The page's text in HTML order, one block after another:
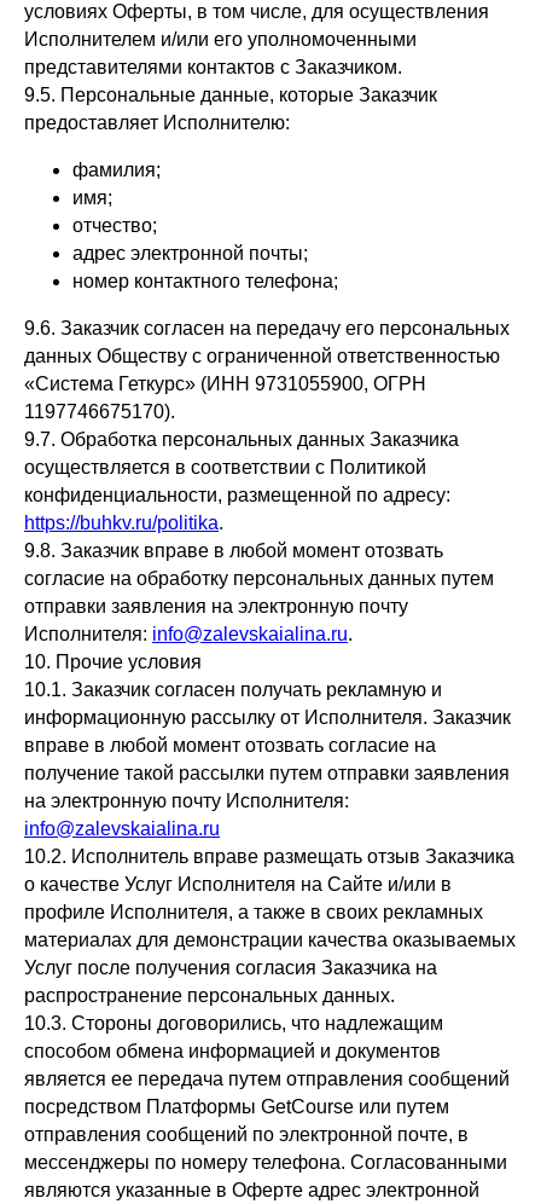
условиях Оферты, в том числе, для осуществления
Исполнителем и/или его уполномоченными
представителями контактов с Заказчиком.
9.5. Персональные данные, которые Заказчик
предоставляет Исполнителю:
фамилия;
имя;
отчество;
адрес электронной почты;
номер контактного телефона;
9.6. Заказчик согласен на передачу его персональных
данных Обществу с ограниченной ответственностью
«Система Геткурс» (ИНН 9731055900, ОГРН
1197746675170).
9.7. Обработка персональных данных Заказчика
осуществляется в соответствии с Политикой
конфиденциальности, размещенной по адресу:
https://buhkv.ru/politika.
9.8. Заказчик вправе в любой момент отозвать
согласие на обработку персональных данных путем
отправки заявления на электронную почту
Исполнителя: info@zalevskaialina.ru.
10. Прочие условия
10.1. Заказчик согласен получать рекламную и
информационную рассылку от Исполнителя. Заказчик
вправе в любой момент отозвать согласие на
получение такой рассылки путем отправки заявления
на электронную почту Исполнителя:
info@zalevskaialina.ru
10.2. Исполнитель вправе размещать отзыв Заказчика
о качестве Услуг Исполнителя на Сайте и/или в
профиле Исполнителя, а также в своих рекламных
материалах для демонстрации качества оказываемых
Услуг после получения согласия Заказчика на
распространение персональных данных.
10.3. Стороны договорились, что надлежащим
способом обмена информацией и документов
является ее передача путем отправления сообщений
посредством Платформы GetCourse или путем
отправления сообщений по электронной почте, в
мессенджеры по номеру телефона. Согласованными
являются указанные в Оферте адрес электронной